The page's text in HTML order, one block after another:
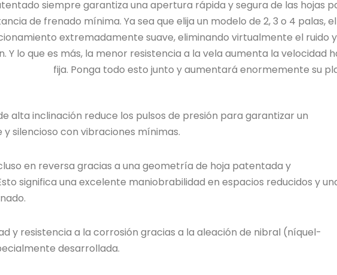
siempre garantiza una apertura rápida y segura de las hojas
de frenado mínima. Ya sea que elija un modelo de 2, 3 o 4 palas,
extremadamente suave, eliminando virtualmente el ruido
Y lo que es más, la menor resistencia a la vela aumenta la velocidad
fija. Ponga todo esto junto y aumentará enormemente su
alta inclinación reduce los pulsos de presión para garantizar un
silencioso con vibraciones mínimas.
en reversa gracias a una geometría de hoja patentada y
significa una excelente maniobrabilidad en espacios reducidos y
y resistencia a la corrosión gracias a la aleación de nibral (níquel-
desarrollada.